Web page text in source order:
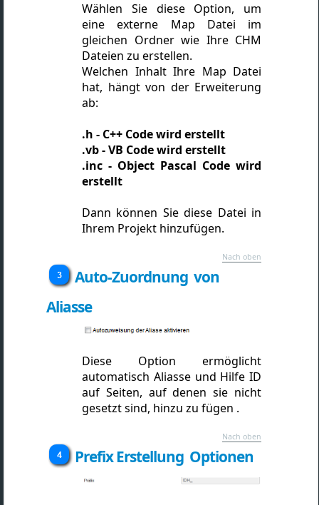
Wählen Sie diese Option, um
eine externe Map Datei im
gleichen Ordner wie Ihre CHM
Dateien zu erstellen.
Welchen Inhalt Ihre Map Datei
hat, hängt von der Erweiterung
ab:
.h - C++ Code wird erstellt
.vb - VB Code wird erstellt
.inc - Object Pascal Code wird
erstellt
Dann können Sie diese Datei in
Ihrem Projekt hinzufügen.
Nach oben
Auto-Zuordnung von
Aliasse
Diese Option ermöglicht
automatisch Aliasse und Hilfe ID
auf Seiten, auf denen sie nicht
gesetzt sind, hinzu zu fügen .
Nach oben
Prefix Erstellung Optionen